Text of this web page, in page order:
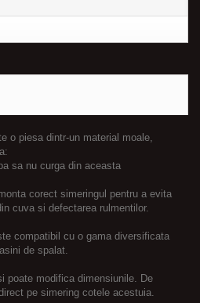
o piesa dintr-un material moale,
sa nu curga din aceasta
corect simeringul pentru a evita
cuva si defectarea rulmentilor.
compatibil cu o gama diversificata
de spalat.
poate modifica dimensiunile. De
pe simering cotele acestuia.